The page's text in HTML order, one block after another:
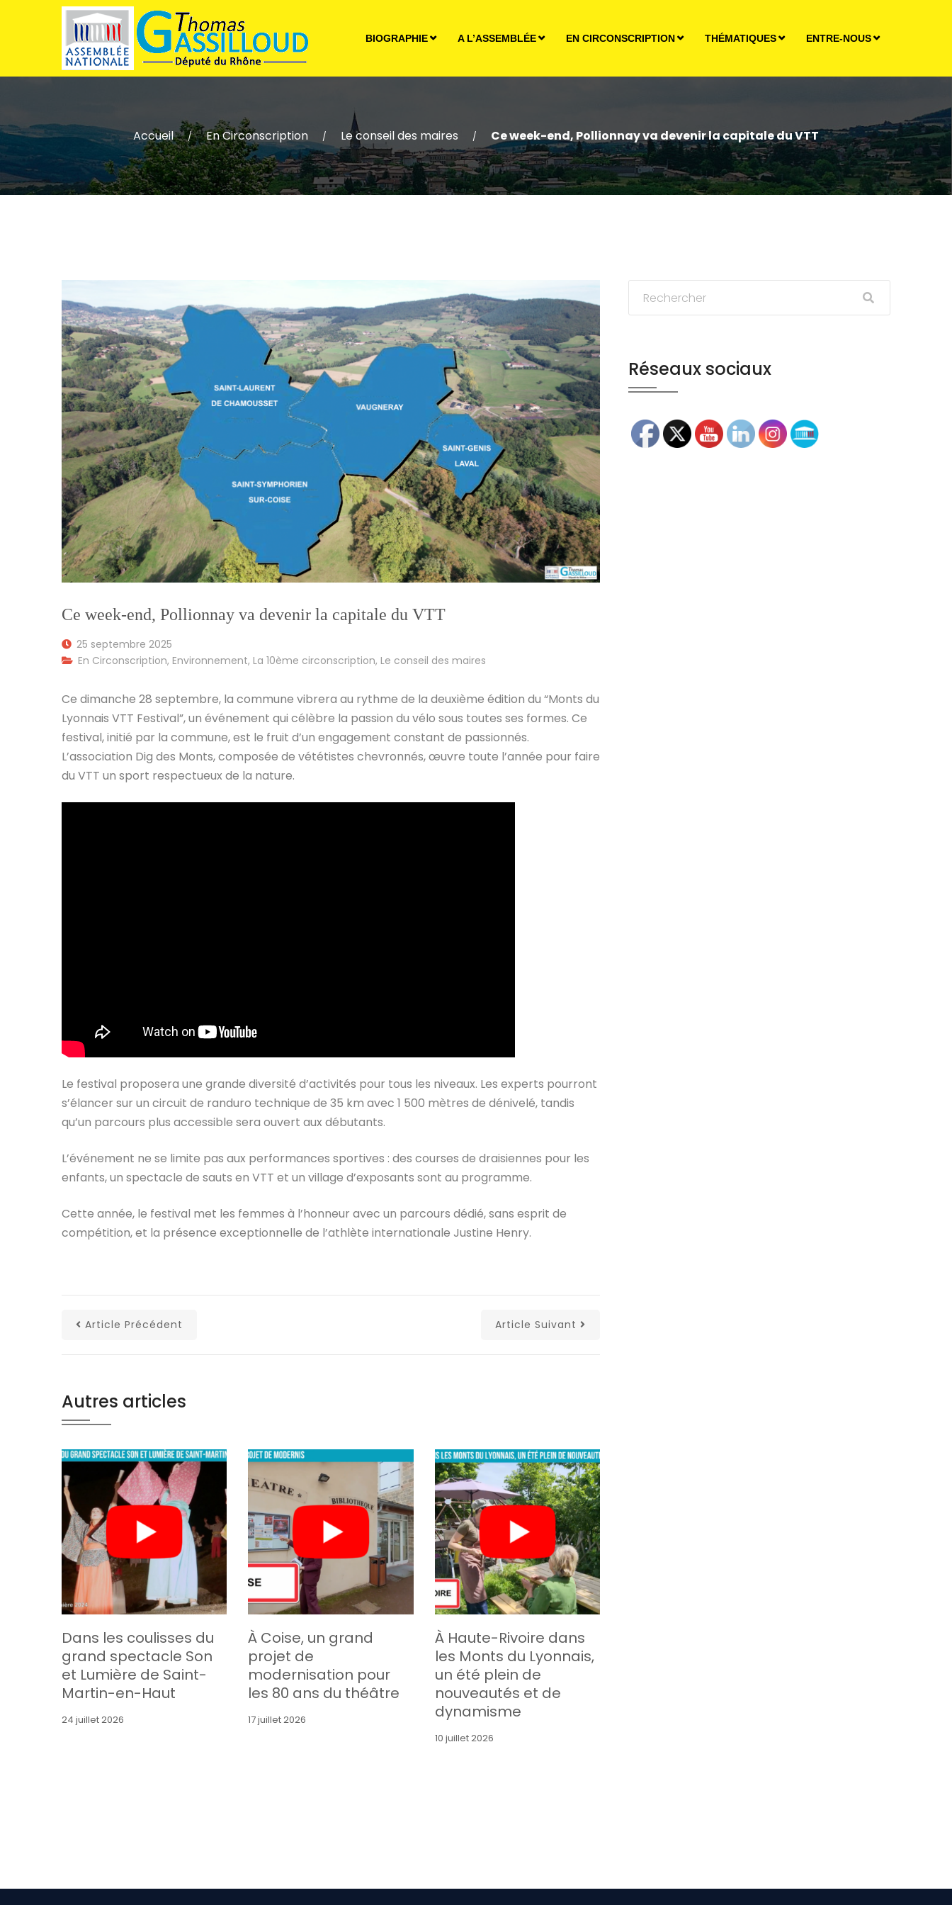
BIOGRAPHIE A L’ASSEMBLÉE EN CIRCONSCRIPTION THÉMATIQUES ENTRE-NOUS
Accueil / En Circonscription / Le conseil des maires / Ce week-end, Pollionnay va devenir la capitale du VTT
Ce week-end, Pollionnay va devenir la capitale du VTT
25 septembre 2025
En Circonscription, Environnement, La 10ème circonscription, Le conseil des maires
Ce dimanche 28 septembre, la commune vibrera au rythme de la deuxième édition du “Monts du
Lyonnais VTT Festival”, un événement qui célèbre la passion du vélo sous toutes ses formes. Ce
festival, initié par la commune, est le fruit d’un engagement constant de passionnés.
L’association Dig des Monts, composée de vététistes chevronnés, œuvre toute l’année pour faire
du VTT un sport respectueux de la nature.
Le festival proposera une grande diversité d’activités pour tous les niveaux. Les experts pourront
s’élancer sur un circuit de randuro technique de 35 km avec 1 500 mètres de dénivelé, tandis
qu’un parcours plus accessible sera ouvert aux débutants.
L’événement ne se limite pas aux performances sportives : des courses de draisiennes pour les
enfants, un spectacle de sauts en VTT et un village d’exposants sont au programme.
Cette année, le festival met les femmes à l’honneur avec un parcours dédié, sans esprit de
compétition, et la présence exceptionnelle de l’athlète internationale Justine Henry.
Article Précédent Article Suivant
Autres articles
Dans les coulisses du
grand spectacle Son
et Lumière de Saint-
Martin-en-Haut
24 juillet 2026
À Coise, un grand
projet de
modernisation pour
les 80 ans du théâtre
17 juillet 2026
À Haute-Rivoire dans
les Monts du Lyonnais,
un été plein de
nouveautés et de
dynamisme
10 juillet 2026
Réseaux sociaux